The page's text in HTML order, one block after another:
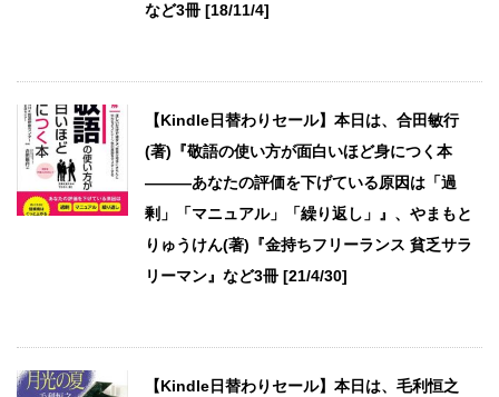
など3冊 [18/11/4]
【Kindle日替わりセール】本日は、合田敏行
(著)『敬語の使い方が面白いほど身につく本
―――あなたの評価を下げている原因は「過
剰」「マニュアル」「繰り返し」』、やまもと
りゅうけん(著)『金持ちフリーランス 貧乏サラ
リーマン』など3冊 [21/4/30]
【Kindle日替わりセール】本日は、毛利恒之